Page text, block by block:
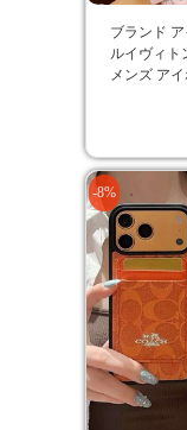
ブランド
ルイヴィト
メンズ ア
-8%